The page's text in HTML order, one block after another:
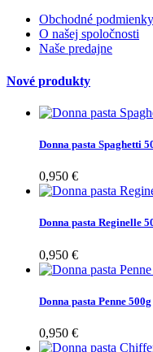
Obchodné podmienky
O našej spoločnosti
Naše predajne
Nové produkty
Donna pasta Spaghetti
0,950 €
Donna pasta Reginelle
0,950 €
Donna pasta Penne 500g
0,950 €